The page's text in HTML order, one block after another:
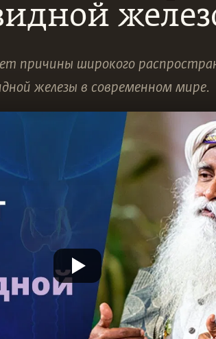
причины широкого
железы в современном мире.